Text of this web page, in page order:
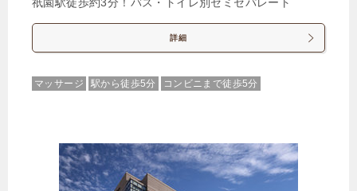
詳細
マッサージ 駅から徒歩5分 コンビニまで徒歩5分